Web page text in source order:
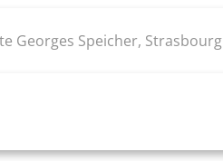
Georges Speicher, Strasbourg